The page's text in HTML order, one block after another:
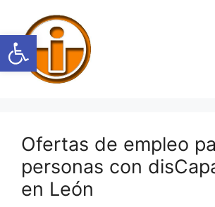
Abrir barra de herramientas
contenido
Ofertas de empleo
personas con
en León